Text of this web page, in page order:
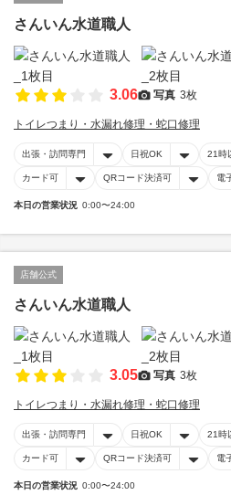
さんいん水道職人
3.06 写真 3枚
トイレつまり・水漏れ修理・蛇口修理
出張・訪問専門 日祝OK 21時
カード可 QRコード決済可 電
本日の営業状況 0:00〜24:00
店舗公式
さんいん水道職人
3.05 写真 3枚
トイレつまり・水漏れ修理・蛇口修理
出張・訪問専門 日祝OK 21時
カード可 QRコード決済可 電
本日の営業状況 0:00〜24:00